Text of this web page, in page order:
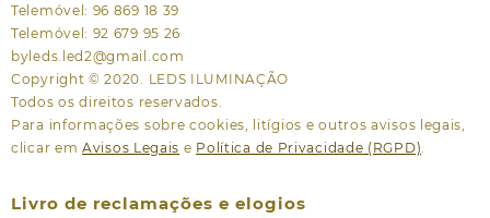
Telemóvel: 96 869 18 39
Telemóvel: 92 679 95 26
byleds.led2@gmail.com
Copyright © 2020. LEDS ILUMINAÇÃO
Todos os direitos reservados.
Para informações sobre cookies, litígios e outros avisos legais,
clicar em Avisos Legais e Política de Privacidade (RGPD)
Livro de reclamações e elogios